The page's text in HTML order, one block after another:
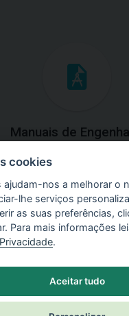
Manuais de
com explicações
uso do software.
cookies
ajudam-nos a melhorar o
lhe serviços
as suas preferências,
Para mais informações
.
Aceitar tudo